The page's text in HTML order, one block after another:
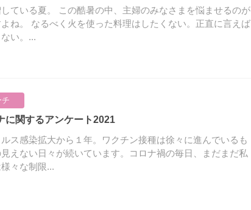
ている夏。 この酷暑の中、主婦のみなさまを悩ませるのが
ね。 なるべく火を使った料理はしたくない。正直に言えば
い。...
に関するアンケート2021
ス感染拡大から１年。ワクチン接種は徐々に進んでいるも
えない日々が続いています。コロナ禍の毎日、まだまだ私
々な制限...